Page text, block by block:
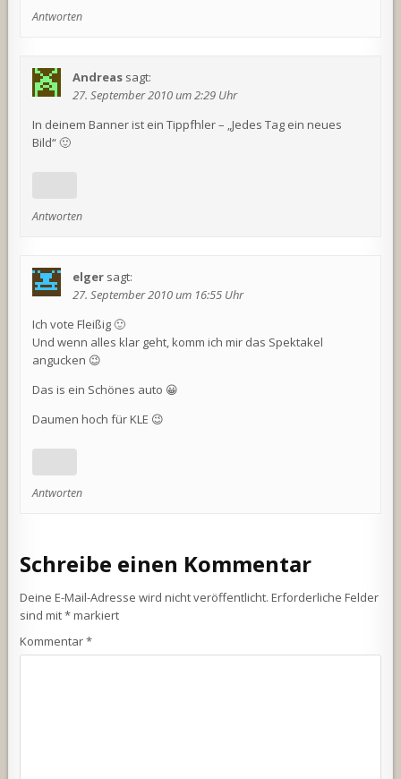
Antworten
Andreas sagt:
27. September 2010 um 2:29 Uhr
In deinem Banner ist ein Tippfhler – „Jedes Tag ein neues
Bild“ 🙂
Antworten
elger sagt:
27. September 2010 um 16:55 Uhr
Ich vote Fleißig 🙂
Und wenn alles klar geht, komm ich mir das Spektakel
angucken 😉
Das is ein Schönes auto 😀
Daumen hoch für KLE 😉
Antworten
Schreibe einen Kommentar
Deine E-Mail-Adresse wird nicht veröffentlicht. Erforderliche Felder
sind mit*markiert
Kommentar*